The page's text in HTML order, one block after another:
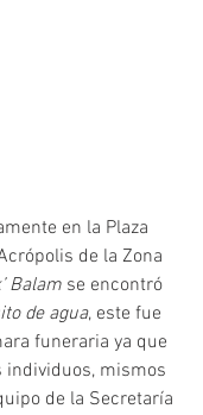
en la Plaza
de la Zona
Balam se encontró
de agua, este fue
funeraria ya que
individuos, mismos
de la Secretaría